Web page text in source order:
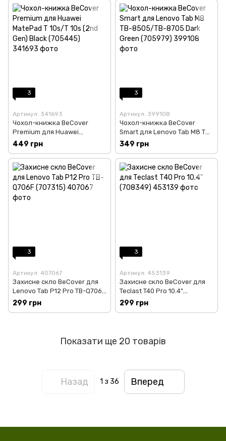
3
Артикул: 341693
Чохол-книжка BeCover
Premium для Huawei
MatePad T 10s/T 10s (2nd
Gen) Black (705445)
449 грн
3
Артикул: 399108
Чохол-книжка BeCover
Smart для Lenovo Tab M8 TB-
8505/TB-8705 Dark Green
(705979)
349 грн
3
Артикул: 407067
Захисне скло BeCover для
Lenovo Tab P12 Pro TB-Q706F
(707315)
299 грн
3
Артикул: 453139
Захисне скло BeCover для
Teclast T40 Pro 10.4"
(708349)
299 грн
Показати ще 20 товарів
Назад 1 з 36 Вперед